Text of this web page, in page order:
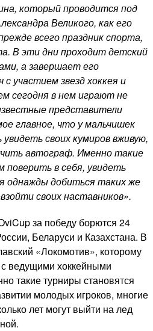
который проводится под
Великого, как его
всего праздник спорта,
В эти дни проходит детский
а завершает его
участием звезд хоккея и
сегодня в нем играют не
представители
главное, что у мальчишек
своих кумиров вживую,
автограф. Именно такие
в себя, увидеть
однажды добиться таких же
своих наставников».
за победу борются 24
Беларуси и Казахстана. В
«Локомотив», которому
с ведущими хоккейными
такие турниры становятся
молодых игроков, многие
лет могут выйти на лед